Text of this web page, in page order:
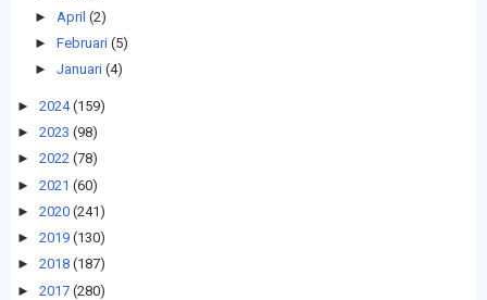
► April (2)
► Februari (5)
► Januari (4)
► 2024 (159)
► 2023 (98)
► 2022 (78)
► 2021 (60)
► 2020 (241)
► 2019 (130)
► 2018 (187)
► 2017 (280)